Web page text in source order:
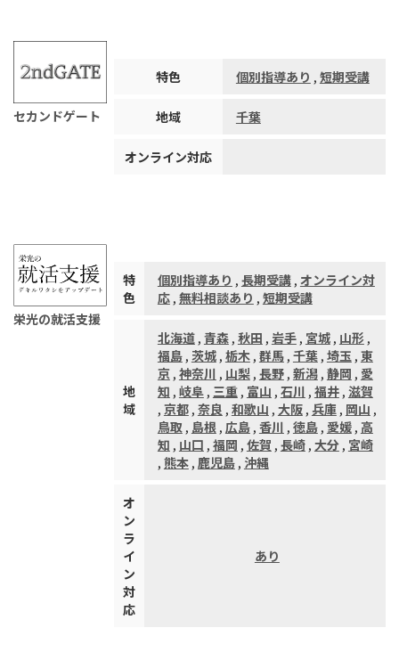
セカンドゲート
特色 個別指導あり , 短期受講
地域 千葉
オンライン対応
栄光の就活支援
特
色
個別指導あり , 長期受講, オンライン対
応, 無料相談あり , 短期受講
地
域
北海道, 青森, 秋田 , 岩手, 宮城, 山形 ,
福島, 茨城, 栃木, 群馬, 千葉, 埼玉 , 東
京 , 神奈川 , 山梨, 長野, 新潟, 静岡 , 愛
知 , 岐阜, 三重, 富山 , 石川 , 福井, 滋賀
, 京都, 奈良 , 和歌山 , 大阪, 兵庫, 岡山 ,
鳥取 , 島根, 広島, 香川 , 徳島, 愛媛, 高
知 , 山口 , 福岡 , 佐賀 , 長崎, 大分, 宮崎
, 熊本, 鹿児島, 沖縄
オ
ン
ラ
イ
ン
対
応
あり